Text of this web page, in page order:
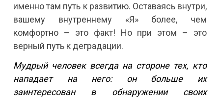
именно там путь к развитию. Оставаясь внутри,
вашему внутреннему «Я» более, чем
комфортно – это факт! Но при этом – это
верный путь к деградации.
Мудрый человек всегда на стороне тех, кто
нападает на него: он больше их
заинтересован в обнаружении своих